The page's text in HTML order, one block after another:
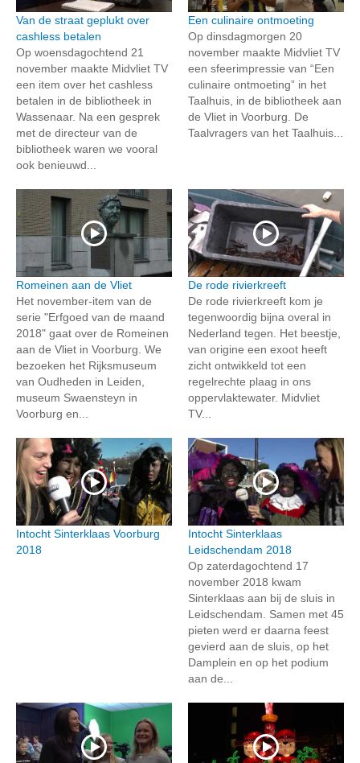
Van de straat geplukt over
cashless betalen
Op woensdagochtend 21
november maakte Midvliet TV
een item over het cashless
betalen in de bibliotheek in
Wassenaar. Na een gesprek
met de directeur van de
bibliotheek waren we vooral
ook benieuwd...
Een culinaire ontmoeting
Op dinsdagmorgen 20
november maakte Midvliet TV
een sfeerimpressie van “Een
culinaire ontmoeting” in het
Taalhuis, in de bibliotheek aan
de Vliet in Voorburg. De
Taalvragers van het Taalhuis...
Romeinen aan de Vliet
Het november-item van de
serie "Erfgoed van de maand
2018" gaat over de Romeinen
aan de Vliet in Voorburg. We
bezoeken het Rijksmuseum
van Oudheden in Leiden,
museum Swaensteyn in
Voorburg en...
De rode rivierkreeft
De rode rivierkreeft kom je
tegenwoordig bijna overal in
Nederland tegen. Het beestje,
van origine een exoot heeft
zicht ontwikkeld tot een
regelrechte plaag in ons
oppervlaktewater. Midvliet
TV...
Intocht Sinterklaas Voorburg
2018
Intocht Sinterklaas
Leidschendam 2018
Op zaterdagochtend 17
november 2018 kwam
Sinterklaas aan bij de sluis in
Leidschendam. Samen met 45
pieten werd er daarna feest
gevierd aan de sluis, op het
Damplein en op het podium
aan de...